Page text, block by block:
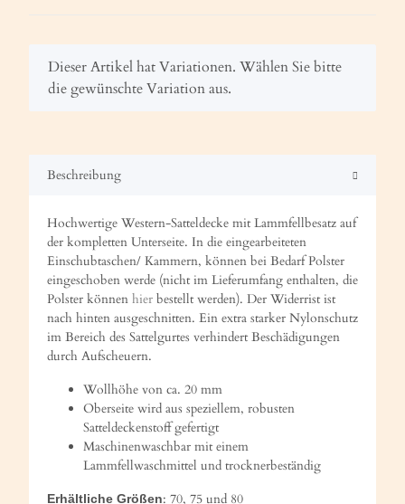
x
Dieser Artikel hat Variationen. Wählen Sie bitte
die gewünschte Variation aus.
Beschreibung
Hochwertige Western-Satteldecke mit Lammfellbesatz auf
der kompletten Unterseite. In die eingearbeiteten
Einschubtaschen/ Kammern, können bei Bedarf Polster
eingeschoben werde (nicht im Lieferumfang enthalten, die
Polster können hier bestellt werden). Der Widerrist ist
nach hinten ausgeschnitten. Ein extra starker Nylonschutz
im Bereich des Sattelgurtes verhindert Beschädigungen
durch Aufscheuern.
Wollhöhe von ca. 20 mm
Oberseite wird aus speziellem, robusten
Satteldeckenstoff gefertigt
Maschinenwaschbar mit einem
Lammfellwaschmittel und trocknerbeständig
Erhältliche Größen: 70, 75 und 80